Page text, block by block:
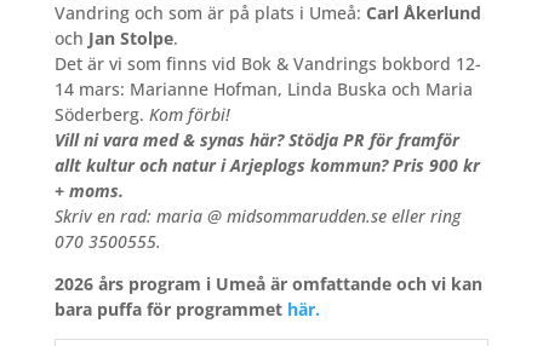
Vandring och som är på plats i Umeå: Carl Åkerlund
och Jan Stolpe.
Det är vi som finns vid Bok & Vandrings bokbord 12-
14 mars: Marianne Hofman, Linda Buska och Maria
Söderberg. Kom förbi!
Vill ni vara med & synas här? Stödja PR för framför
allt kultur och natur i Arjeplogs kommun? Pris 900 kr
+ moms.
Skriv en rad: maria @ midsommarudden.se eller ring
070 3500555.
2026 års program i Umeå är omfattande och vi kan
bara puffa för programmet här.